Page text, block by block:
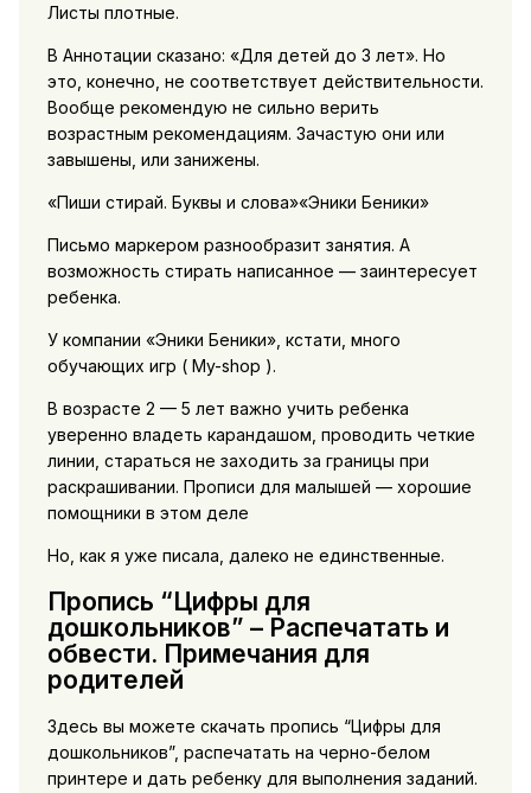
Листы плотные.
В Аннотации сказано: «Для детей до 3 лет». Но
это, конечно, не соответствует действительности.
Вообще рекомендую не сильно верить
возрастным рекомендациям. Зачастую они или
завышены, или занижены.
«Пиши стирай. Буквы и слова»«Эники Беники»
Письмо маркером разнообразит занятия. А
возможность стирать написанное — заинтересует
ребенка.
У компании «Эники Беники», кстати, много
обучающих игр ( My-shop ).
В возрасте 2 — 5 лет важно учить ребенка
уверенно владеть карандашом, проводить четкие
линии, стараться не заходить за границы при
раскрашивании. Прописи для малышей — хорошие
помощники в этом деле
Но, как я уже писала, далеко не единственные.
Пропись “Цифры для
дошкольников” – Распечатать и
обвести. Примечания для
родителей
Здесь вы можете скачать пропись “Цифры для
дошкольников”, распечатать на черно-белом
принтере и дать ребенку для выполнения заданий.